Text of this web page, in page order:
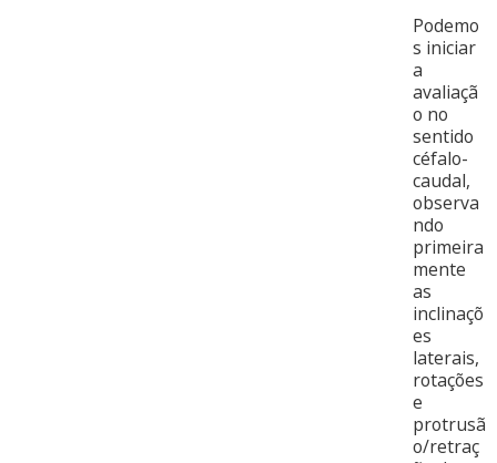
Podemo
s iniciar
a
avaliaçã
o no
sentido
céfalo-
caudal,
observa
ndo
primeira
mente
as
inclinaçõ
es
laterais,
rotações
e
protrusã
o/retraç